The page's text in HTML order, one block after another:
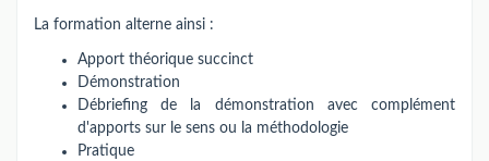
La formation alterne ainsi :
Apport théorique succinct
Démonstration
Débriefing de la démonstration avec complément
d'apports sur le sens ou la méthodologie
Pratique